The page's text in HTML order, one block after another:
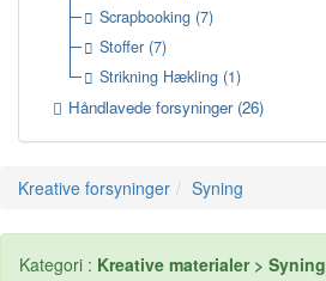
Scrapbooking (7)
Stoffer (7)
Strikning Hækling (1)
Håndlavede forsyninger(26)
Kreative forsyninger Syning
Kategori : Kreative materialer > Syning